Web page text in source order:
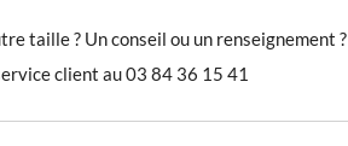
taille ? Un conseil ou un renseignement ?
client au 03 84 36 15 41